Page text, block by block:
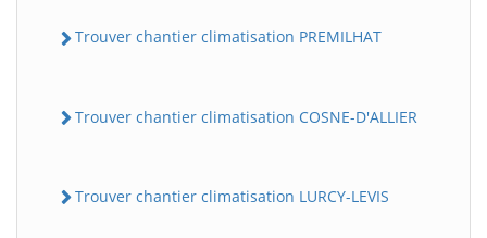
Trouver chantier climatisation PREMILHAT
Trouver chantier climatisation COSNE-D'ALLIER
Trouver chantier climatisation LURCY-LEVIS